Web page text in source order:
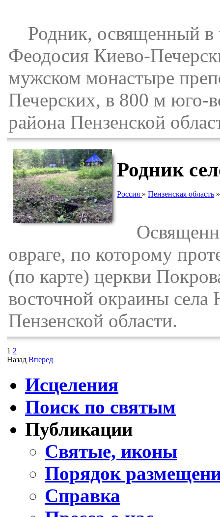
Родник, освященный в
Феодосия Киево-
мужском монастыре
Печерских, в 800 м юго-
района Пензенской
Родник
Россия »Пензенская область
овраге, по которому
(по карте) церкви
восточной окраины
Пензенской области.
1 2
Назад Вперед
Исцеления
Поиск по святым
Публикации
Святые, иконы
Порядок
Справка